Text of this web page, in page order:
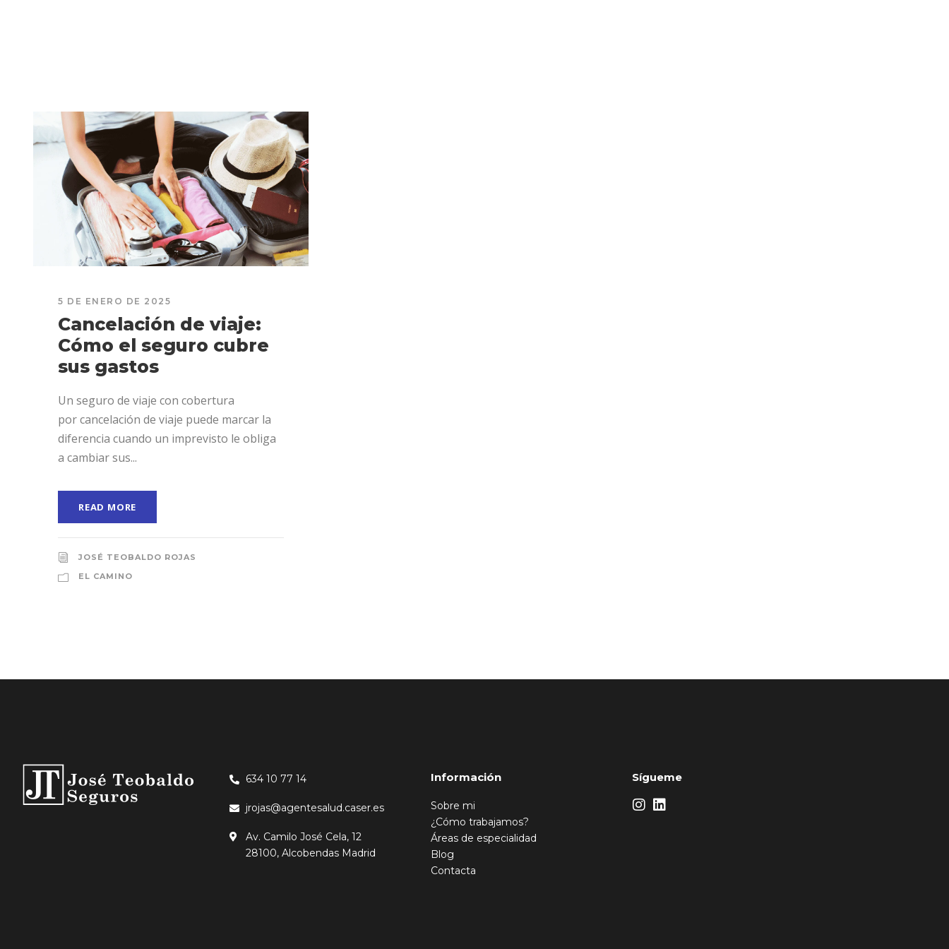
5 DE ENERO DE 2025
Cancelación de viaje:
Cómo el seguro cubre
sus gastos
Un seguro de viaje con cobertura
por cancelación de viaje puede marcar la
diferencia cuando un imprevisto le obliga
a cambiar sus...
READ MORE
JOSÉ TEOBALDO ROJAS
EL CAMINO
634 10 77 14
jrojas@agentesalud.caser.es
Av. Camilo José Cela, 12
28100, Alcobendas Madrid
Información
Sobre mi
¿Cómo trabajamos?
Áreas de especialidad
Blog
Contacta
Sígueme